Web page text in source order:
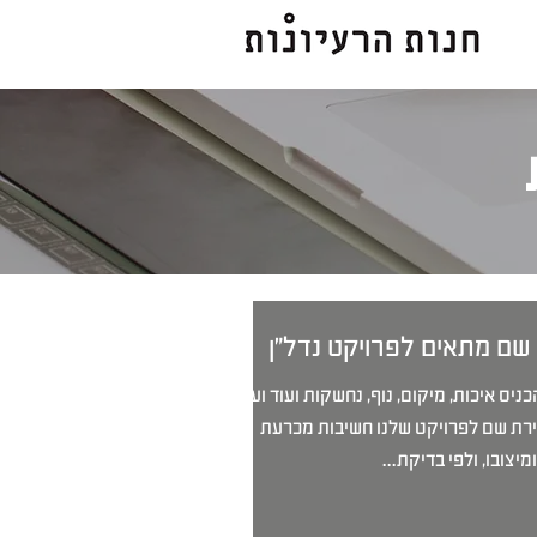
שם מתאים לפרויקט נדל"ן
איכות, מיקום, נוף, נחשקות ועוד ועוד
שם לפרויקט שלנו חשיבות מכרעת
ולפי בדיקת...